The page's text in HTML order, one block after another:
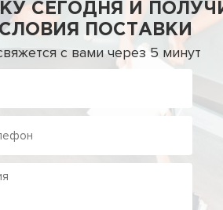
СЕГОДНЯ И
ПОСТАВКИ
с вами через 5 минут